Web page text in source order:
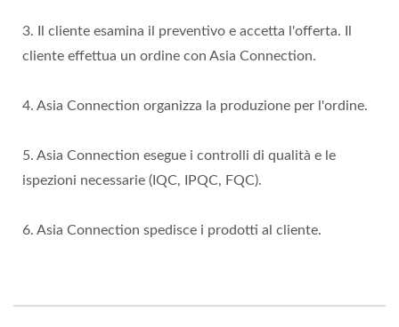
3. Il cliente esamina il preventivo e accetta l'offerta. Il
cliente effettua un ordine con Asia Connection.
4. Asia Connection organizza la produzione per l'ordine.
5. Asia Connection esegue i controlli di qualità e le
ispezioni necessarie (IQC, IPQC, FQC).
6. Asia Connection spedisce i prodotti al cliente.